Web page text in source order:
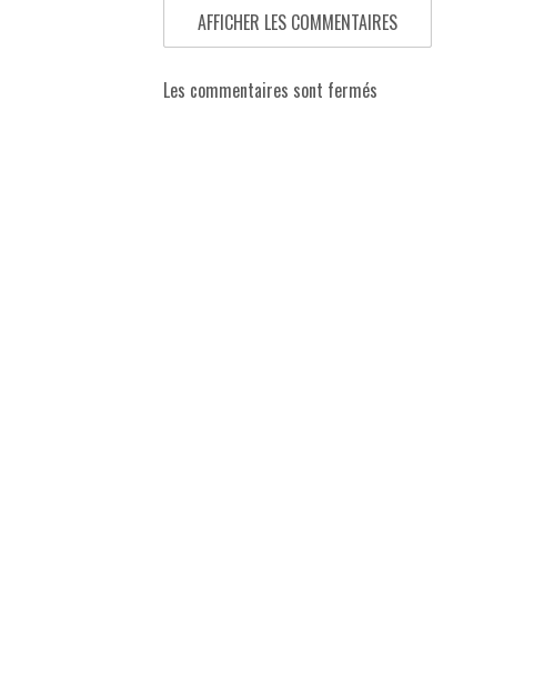
AFFICHER LES COMMENTAIRES
Les commentaires sont fermés